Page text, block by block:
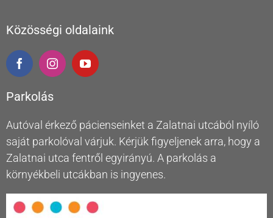
Közösségi oldalaink
Parkolás
Autóval érkező pácienseinket a Zalatnai utcából nyíló
saját parkolóval várjuk. Kérjük figyeljenek arra, hogy a
Zalatnai utca fentről egyirányú. A parkolás a
környékbeli utcákban is ingyenes.